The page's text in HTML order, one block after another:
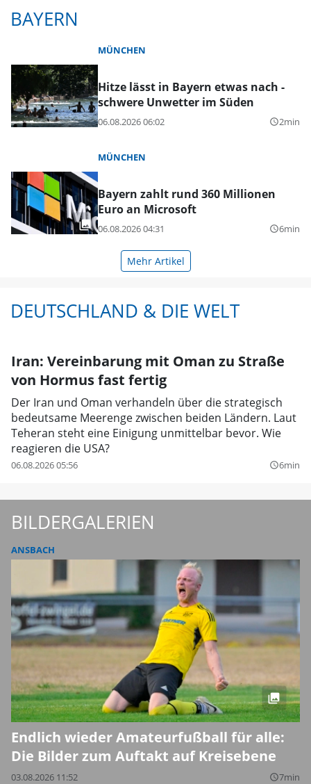
BAYERN
MÜNCHEN
Hitze lässt in Bayern etwas nach -
schwere Unwetter im Süden
06.08.2026 06:02 query_builder2min
MÜNCHEN
Bayern zahlt rund 360 Millionen
Euro an Microsoft
06.08.2026 04:31 query_builder6min
Mehr Artikel
DEUTSCHLAND & DIE WELT
Iran: Vereinbarung mit Oman zu Straße
von Hormus fast fertig
Der Iran und Oman verhandeln über die strategisch
bedeutsame Meerenge zwischen beiden Ländern. Laut
Teheran steht eine Einigung unmittelbar bevor. Wie
reagieren die USA?
06.08.2026 05:56 query_builder6min
BILDERGALERIEN
ANSBACH
Endlich wieder Amateurfußball für alle:
Die Bilder zum Auftakt auf Kreisebene
03.08.2026 11:52 query_builder7min